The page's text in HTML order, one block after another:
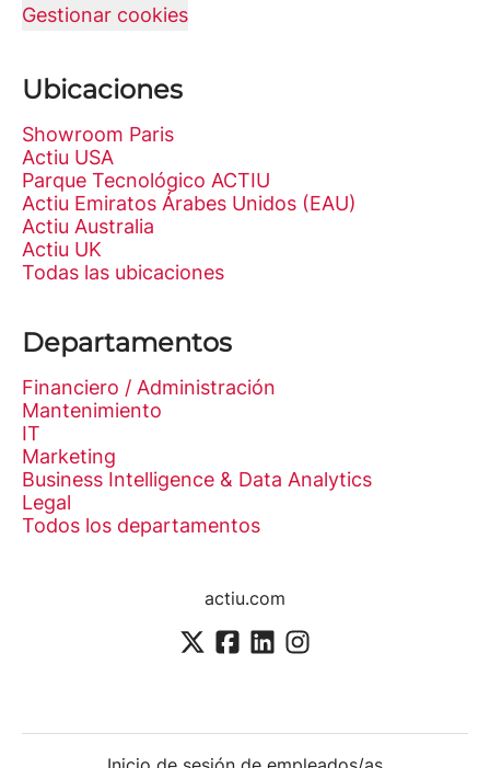
Gestionar cookies
Ubicaciones
Showroom Paris
Actiu USA
Parque Tecnológico ACTIU
Actiu Emiratos Árabes Unidos (EAU)
Actiu Australia
Actiu UK
Todas las ubicaciones
Departamentos
Financiero / Administración
Mantenimiento
IT
Marketing
Business Intelligence & Data Analytics
Legal
Todos los departamentos
actiu.com